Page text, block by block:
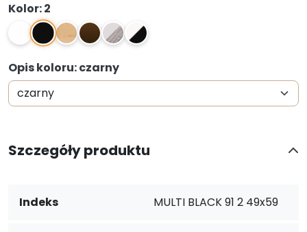
Kolor: 2
2 0N 4N 1,04
Opis koloru: czarny
Szczegóły produktu
Indeks MULTI BLACK 91 2 49x59